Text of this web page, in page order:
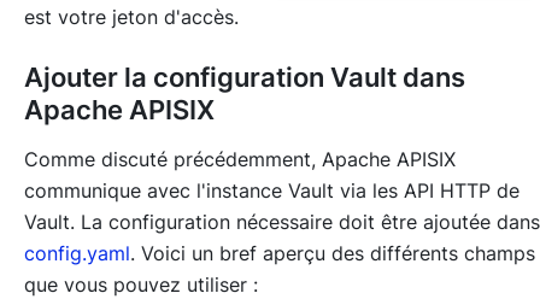
est votre jeton d'accès.
Ajouter la configuration Vault dans
Apache APISIX
Comme discuté précédemment, Apache APISIX
communique avec l'instance Vault via les API HTTP de
Vault. La configuration nécessaire doit être ajoutée dans
config.yaml. Voici un bref aperçu des différents champs
que vous pouvez utiliser :